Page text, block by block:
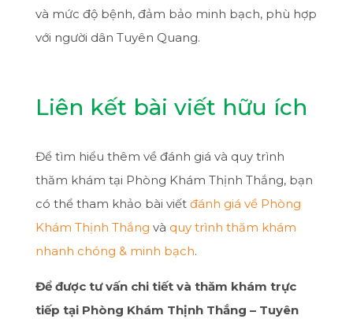
và mức độ bệnh, đảm bảo minh bạch, phù hợp
với người dân Tuyên Quang.
Liên kết bài viết hữu ích
Để tìm hiểu thêm về đánh giá và quy trình
thăm khám tại Phòng Khám Thịnh Thắng, bạn
có thể tham khảo bài viết đánh giá về Phòng
Khám Thịnh Thắng và quy trình thăm khám
nhanh chóng & minh bạch.
Để được tư vấn chi tiết và thăm khám trực
tiếp tại Phòng Khám Thịnh Thắng – Tuyên